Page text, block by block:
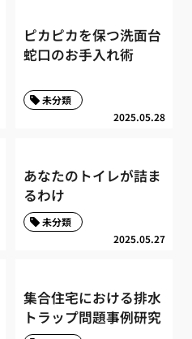
ピカピカを保つ洗面台
蛇口のお手入れ術
2025.05.28
未分類
あなたのトイレが詰ま
るわけ
2025.05.27
未分類
集合住宅における排水
トラップ問題事例研究